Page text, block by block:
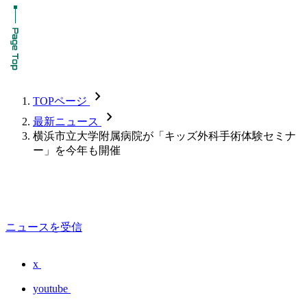
TOPページ chevron_forward
最新ニュース chevron_forward
横浜市立大学附属病院が「キッズ外科手術体験セミナ
ー」を今年も開催
ニュースを受信
x
youtube